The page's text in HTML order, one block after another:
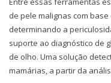
de pele malignas com
determinando a
suporte ao diagnóstico de
de olho. Uma solução
mamárias, a partir da